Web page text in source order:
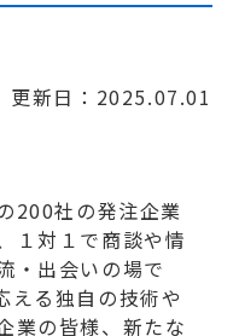
更新日：2025.07.01
200社の発注企業
１対１で商談や情
・出会いの場で
える独自の技術や
業の皆様、新たな